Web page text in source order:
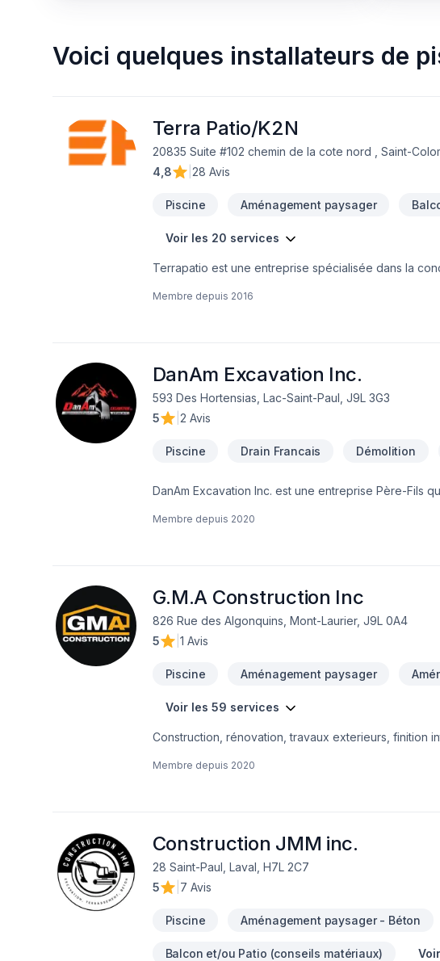
Voici quelques installateurs de
Terra Patio/K2N
20835 Suite #102 chemin de la cote nord , Saint-
4,8
28 Avis
Piscine Aménagement paysager
Voir les 20 services
Terrapatio est une entreprise spécialisée dans la
extérieurs uniques et harmonieux.En saison
Membre depuis 2016
DanAm Excavation Inc.
593 Des Hortensias, Lac-Saint-Paul, J9L 3G3
5
2 Avis
Piscine Drain Francais Démolition
DanAm Excavation Inc. est une entreprise Père-Fils
certainement répondre à vos besoins. Nous
Membre depuis 2020
G.M.A Construction Inc
826 Rue des Algonquins, Mont-Laurier, J9L 0A4
5
1 Avis
Piscine Aménagement paysager
Voir les 59 services
Construction, rénovation, travaux exterieurs, finition
Membre depuis 2020
Construction JMM inc.
28 Saint-Paul, Laval, H7L 2C7
5
7 Avis
Piscine Aménagement paysager - Béton
Balcon et/ou Patio (conseils matériaux)